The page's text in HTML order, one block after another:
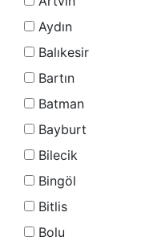
Aydın
Balıkesir
Bartın
Batman
Bayburt
Bilecik
Bingöl
Bitlis
Bolu